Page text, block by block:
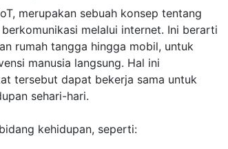
merupakan sebuah konsep tentang
melalui internet. Ini berarti
rumah tangga hingga mobil, untuk
manusia langsung. Hal ini
tersebut dapat bekerja sama untuk
sehari-hari.
kehidupan, seperti: